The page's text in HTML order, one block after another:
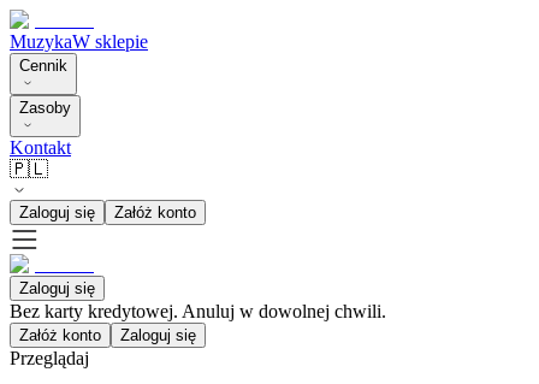
MuzykaW sklepie
Cennik
Zasoby
Kontakt
🇵🇱
Zaloguj się Załóż konto
Zaloguj się
Bez karty kredytowej. Anuluj w dowolnej chwili.
Załóż konto Zaloguj się
Przeglądaj